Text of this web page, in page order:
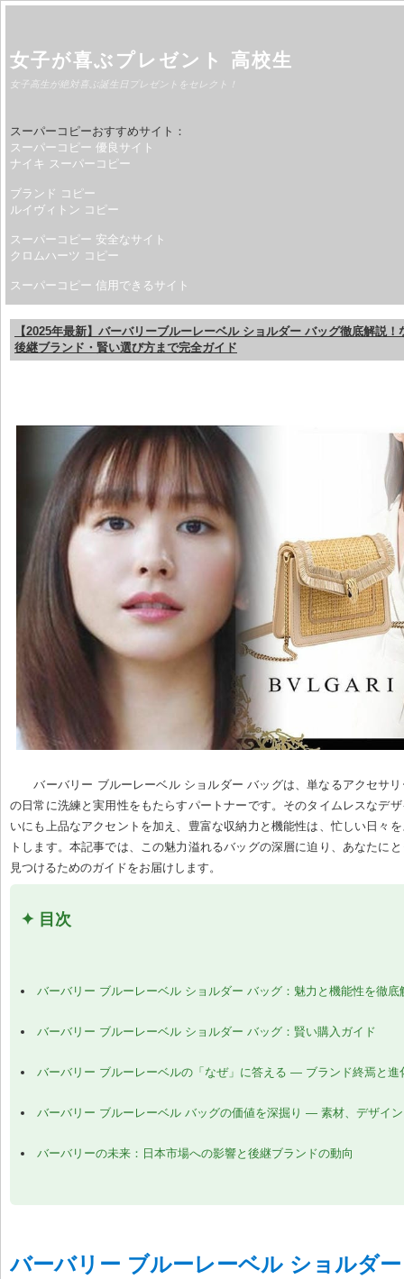
女子が喜ぶプレゼント 高校生
女子高生が絶対喜ぶ誕生日プレゼントをセレクト！
スーパーコピーおすすめサイト：
スーパーコピー 優良サイト
ナイキ スーパーコピー
ブランド コピー
ルイヴィトン コピー
スーパーコピー 安全なサイト
クロムハーツ コピー
スーパーコピー 信用できるサイト
【2025年最新】バーバリーブルーレーベル ショルダー バッグ徹底解説
後継ブランド・賢い選び方まで完全ガイド
バーバリー ブルーレーベル ショルダー バッグは、単なるアクセサ
の日常に洗練と実用性をもたらすパートナーです。そのタイムレスなデ
いにも上品なアクセントを加え、豊富な収納力と機能性は、忙しい日々
トします。本記事では、この魅力溢れるバッグの深層に迫り、あなたに
見つけるためのガイドをお届けします。
✦ 目次
バーバリー ブルーレーベル ショルダー バッグ：魅力と機能性を徹底
バーバリー ブルーレーベル ショルダー バッグ：賢い購入ガイド
バーバリー ブルーレーベルの「なぜ」に答える — ブランド終焉と進
バーバリー ブルーレーベル バッグの価値を深掘り — 素材、デザイ
バーバリーの未来：日本市場への影響と後継ブランドの動向
バーバリー ブルーレーベル ショルダ